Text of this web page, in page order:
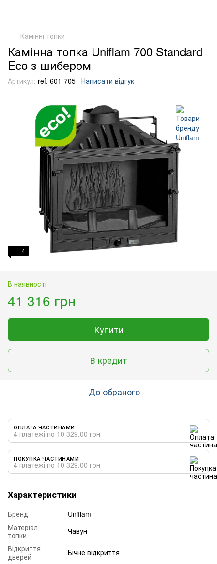
Камінні топки
Камінна топка Uniflam 700 Standard
Eco з шибером
Артикул: ref. 601-705 Написати відгук
4
В наявності
41 316 грн
Купити
В кредит
До обраного
ОПЛАТА ЧАСТИНАМИ
4 платежі по 10 329.00 грн
ПОКУПКА ЧАСТИНАМИ
4 платежі по 10 329.00 грн
Характеристики
Бренд
Uniflam
Матеріал
топки
Чавун
Відкриття
дверей
Бічне відкриття